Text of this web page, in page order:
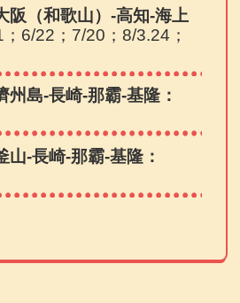
阪（和歌山）-高知-海上
；6/22；7/20；8/3.24；
州島-長崎-那霸-基隆：
山-長崎-那霸-基隆：